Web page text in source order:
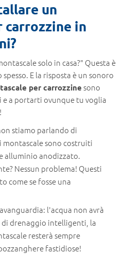
un
carrozzine in
solo in casa?" Questa è
E la risposta è un sonoro
per carrozzine sono
a portarti ovunque tu voglia
stiamo parlando di
sono costruiti
alluminio anodizzato.
Nessun problema! Questi
come se fosse una
l'acqua non avrà
di drenaggio intelligenti, la
resterà sempre
fastidiose!